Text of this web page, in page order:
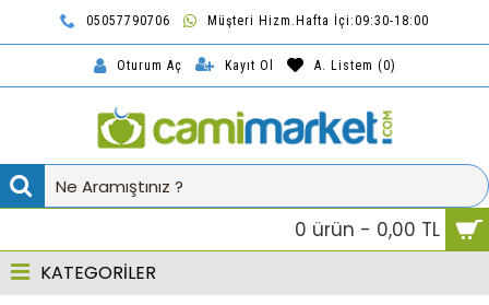
05057790706 Müşteri Hizm.Hafta İçi:09:30-18:00
Oturum Aç Kayıt Ol A. Listem (0)
0 ürün - 0,00 TL
KATEGORİLER